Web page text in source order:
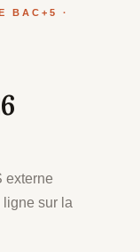
BAC+5 ·
externe
sur la